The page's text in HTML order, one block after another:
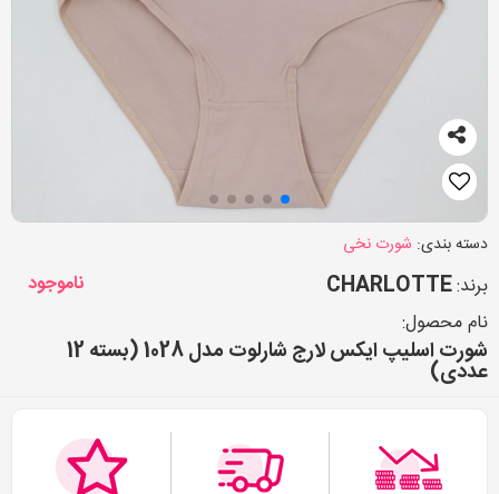
دسته بندی: شورت نخی
برند:CHARLOTTE
ناموجود
نام محصول:
شورت اسلیپ ایکس لارج شارلوت مدل 1028 (بسته 12
عددی)